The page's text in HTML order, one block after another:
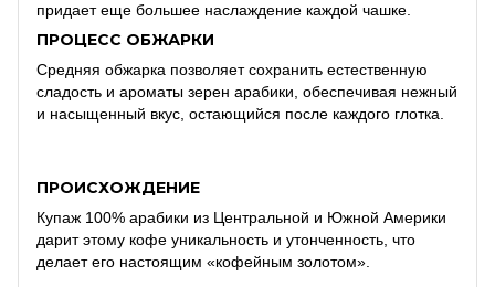
придает еще большее наслаждение каждой чашке.
ПРОЦЕСС ОБЖАРКИ
Средняя обжарка позволяет сохранить естественную
сладость и ароматы зерен арабики, обеспечивая нежный
и насыщенный вкус, остающийся после каждого глотка.
ПРОИСХОЖДЕНИЕ
Купаж 100% арабики из Центральной и Южной Америки
дарит этому кофе уникальность и утонченность, что
делает его настоящим «кофейным золотом».